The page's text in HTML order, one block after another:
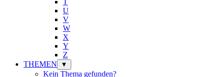
U
V
W
X
Y
Z
THEMEN
▼
Kein Thema gefunden?